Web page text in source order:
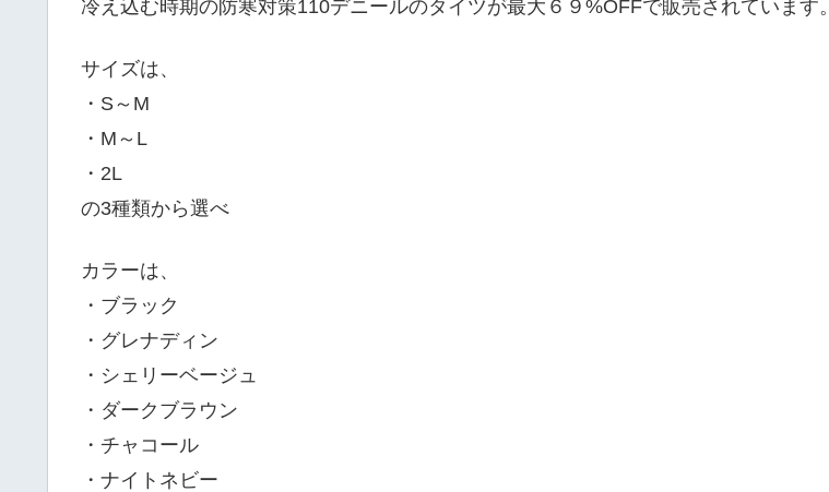
冷え込む時期の防寒対策110デニールのタイツが最大６９%OFFで販売されています。
サイズは、
・S～M
・M～L
・2L
の3種類から選べ
カラーは、
・ブラック
・グレナディン
・シェリーベージュ
・ダークブラウン
・チャコール
・ナイトネビー